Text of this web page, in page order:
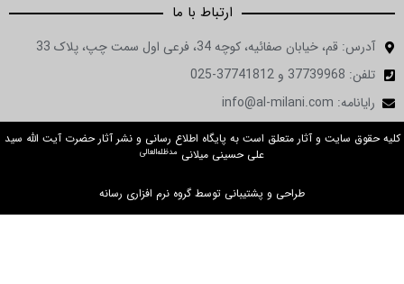
ارتباط با ما
آدرس: قم، خیابان صفائیه، کوچه 34، فرعی اول سمت چپ، پلاک 33
تلفن: 37739968 و 37741812-025
رایانامه: info@al-milani.com
کلیه حقوق سایت و آثار متعلق است به پایگاه اطلاع رسانی و نشر آثار حضرت آیت الله سید
علی حسینی میلانی مدظله‌العالی
طراحی و پشتیبانی توسط گروه نرم افزاری رسانه